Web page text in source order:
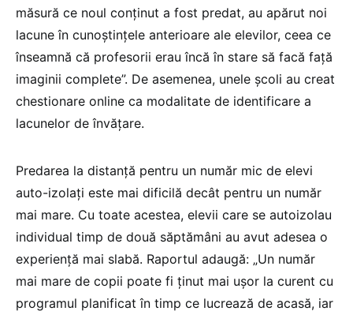
măsură ce noul conținut a fost predat, au apărut noi
lacune în cunoștințele anterioare ale elevilor, ceea ce
înseamnă că profesorii erau încă în stare să facă față
imaginii complete”. De asemenea, unele școli au creat
chestionare online ca modalitate de identificare a
lacunelor de învățare.
Predarea la distanță pentru un număr mic de elevi
auto-izolați este mai dificilă decât pentru un număr
mai mare. Cu toate acestea, elevii care se autoizolau
individual timp de două săptămâni au avut adesea o
experiență mai slabă. Raportul adaugă: „Un număr
mai mare de copii poate fi ținut mai ușor la curent cu
programul planificat în timp ce lucrează de acasă, iar